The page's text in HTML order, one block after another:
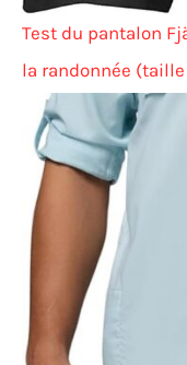
Test du pantalon
la randonnée